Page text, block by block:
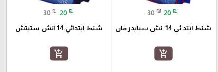
30 ₪ 20 ₪
شنط ابتدائي 14 انش سبايدر مان
add_shopping_cart
30 ₪ 20 ₪
شنط ابتدائي 14 انش ستيتش
add_shopping_cart